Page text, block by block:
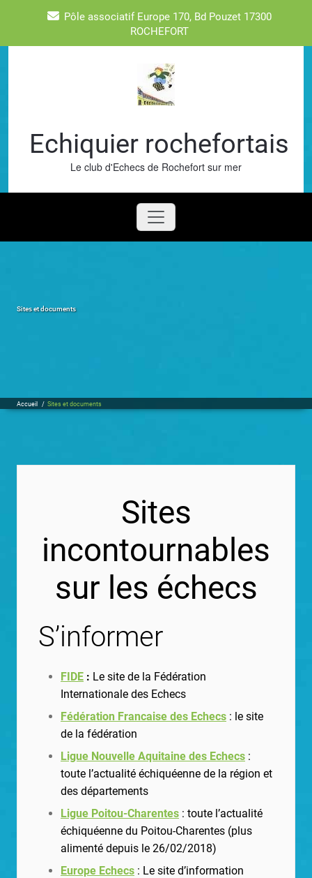
Pôle associatif Europe 170, Bd Pouzet 17300
ROCHEFORT
Echiquier rochefortais
Le club d'Echecs de Rochefort sur mer
Sites et documents
Accueil / Sites et documents
Sites
incontournables
sur les échecs
S’informer
FIDE : Le site de la Fédération
Internationale des Echecs
Fédération Francaise des Echecs : le site
de la fédération
Ligue Nouvelle Aquitaine des Echecs :
toute l’actualité échiquéenne de la région et
des départements
Ligue Poitou-Charentes : toute l’actualité
échiquéenne du Poitou-Charentes (plus
alimenté depuis le 26/02/2018)
Europe Echecs : Le site d’information